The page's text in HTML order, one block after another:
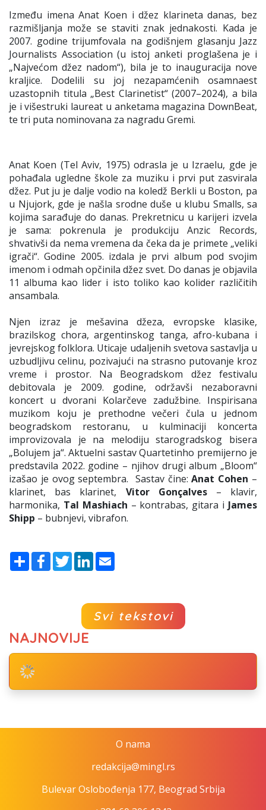
Između imena Anat Koen i džez klarineta danas, bez
razmišljanja može se staviti znak jednakosti. Kada je
2007. godine trijumfovala na godišnjem glasanju Jazz
Journalists Association (u istoj anketi proglašena je i
„Najvećom džez nadom“), bila je to inauguracija nove
kraljice. Dodelili su joj nezapamćenih osamnaest
uzastopnih titula „Best Clarinetist“ (2007–2024), a bila
je i višestruki laureat u anketama magazina DownBeat,
te tri puta nominovana za nagradu Gremi.
Anat Koen (Tel Aviv, 1975) odrasla je u Izraelu, gde je
pohađala ugledne škole za muziku i prvi put zasvirala
džez. Put ju je dalje vodio na koledž Berkli u Boston, pa
u Njujork, gde je našla srodne duše u klubu Smalls, sa
kojima sarađuje do danas. Prekretnicu u karijeri izvela
je sama: pokrenula je produkciju Anzic Records,
shvativši da nema vremena da čeka da je primete „veliki
igrači“. Godine 2005. izdala je prvi album pod svojim
imenom i odmah opčinila džez svet. Do danas je objavila
11 albuma kao lider i isto toliko kao kolider različitih
ansambala.
Njen izraz je mešavina džeza, evropske klasike,
brazilskog chora, argentinskog tanga, afro-kubana i
jevrejskog folklora. Uticaje udaljenih svetova sastavlja u
uzbudljivu celinu, pozivajući na strasno putovanje kroz
vreme i prostor. Na Beogradskom džez festivalu
debitovala je 2009. godine, održavši nezaboravni
koncert u dvorani Kolarčeve zadužbine. Inspirisana
muzikom koju je prethodne večeri čula u jednom
beogradskom restoranu, u kulminaciji koncerta
improvizovala je na melodiju starogradskog bisera
„Bolujem ja“. Aktuelni sastav Quartetinho premijerno je
predstavila 2022. godine – njihov drugi album „Bloom“
izašao je ovog septembra. Sastav čine:Anat Cohen –
klarinet, bas klarinet, Vitor Gonçalves– klavir,
harmonika, Tal Mashiach – kontrabas, gitara i James
Shipp – bubnjevi, vibrafon.
ShareFacebook
TwitterLinkedIn
Svi tekstovi
NAJNOVIJE
O nama
redakcija@mingl.rs
Bulevar Oslobođenja 177, Beograd Srbija